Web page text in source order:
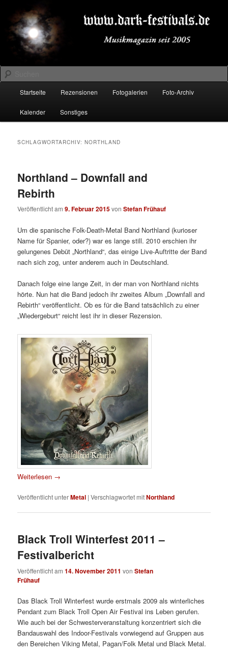
primären
Inhalt
springen
sekundären
Inhalt
springenDARK-FESTIVALS.DE
Suchen
Startseite Rezensionen Fotogalerien Foto-Archiv
Kalender Sonstiges
SCHLAGWORTARCHIV:NORTHLAND
Northland – Downfall and
Rebirth
Veröffentlicht am9. Februar 2015vonStefan Frühauf
Um die spanische Folk-Death-Metal Band Northland (kurioser
Name für Spanier, oder?) war es lange still. 2010 erschien ihr
gelungenes Debüt „Northland“, das einige Live-Auftritte der Band
nach sich zog, unter anderem auch in Deutschland.
Danach folge eine lange Zeit, in der man von Northland nichts
hörte. Nun hat die Band jedoch ihr zweites Album „Downfall and
Rebirth“ veröffentlicht. Ob es für die Band tatsächlich zu einer
„Wiedergeburt“ reicht lest ihr in dieser Rezension.
Weiterlesen →
Veröffentlicht unterMetal |Verschlagwortet mitNorthland
Black Troll Winterfest 2011 –
Festivalbericht
Veröffentlicht am14. November 2011 vonStefan
Frühauf
Das Black Troll Winterfest wurde erstmals 2009 als winterliches
Pendant zum Black Troll Open Air Festival ins Leben gerufen.
Wie auch bei der Schwesterveranstaltung konzentriert sich die
Bandauswahl des Indoor-Festivals vorwiegend auf Gruppen aus
den Bereichen Viking Metal, Pagan/Folk Metal und Black Metal.